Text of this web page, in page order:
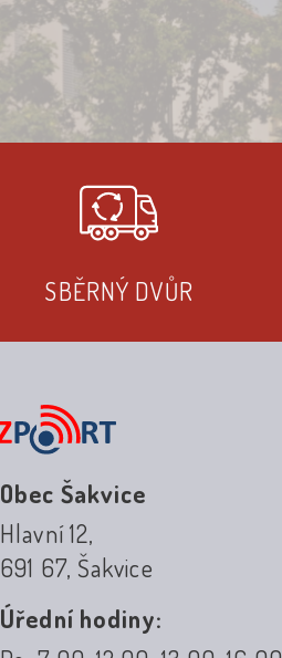
SBĚRNÝ DVŮR
Obec Šakvice
Hlavní 12,
691 67, Šakvice
Úřední hodiny: